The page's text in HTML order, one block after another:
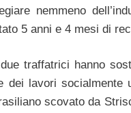
nemmeno
5 anni e 4 mesi di
traffatrici hanno
dei lavori
scovato da